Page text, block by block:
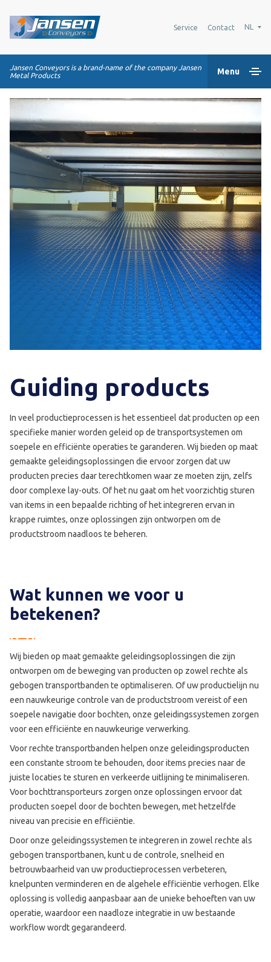
Service Contact NL
Jansen Conveyors is a brand-name of the company Jansen
Metal Products
Menu
Home
Kunststof modulaire banden
Transportsystemen
Industrie oplossingen
Over Ons
Guiding products
In veel productieprocessen is het essentieel dat producten op een
specifieke manier worden geleid op de transportsystemen om
soepele en efficiënte operaties te garanderen. Wij bieden op maat
gemaakte geleidingsoplossingen die ervoor zorgen dat uw
producten precies daar terechtkomen waar ze moeten zijn, zelfs
door complexe lay-outs. Of het nu gaat om het voorzichtig sturen
van items in een bepaalde richting of het integreren ervan in
krappe ruimtes, onze oplossingen zijn ontworpen om de
productstroom naadloos te beheren.
Wat kunnen we voor u
betekenen?
Wij bieden op maat gemaakte geleidingsoplossingen die zijn
ontworpen om de beweging van producten op zowel rechte als
gebogen transportbanden te optimaliseren. Of uw productielijn nu
een nauwkeurige controle van de productstroom vereist of een
soepele navigatie door bochten, onze geleidingssystemen zorgen
voor een efficiënte en nauwkeurige verwerking.
Voor rechte transportbanden helpen onze geleidingsproducten
een constante stroom te behouden, door items precies naar de
juiste locaties te sturen en verkeerde uitlijning te minimaliseren.
Voor bochttransporteurs zorgen onze oplossingen ervoor dat
producten soepel door de bochten bewegen, met hetzelfde
niveau van precisie en efficiëntie.
Door onze geleidingssystemen te integreren in zowel rechte als
gebogen transportbanen, kunt u de controle, snelheid en
betrouwbaarheid van uw productieprocessen verbeteren,
knelpunten verminderen en de algehele efficiëntie verhogen. Elke
oplossing is volledig aanpasbaar aan de unieke behoeften van uw
operatie, waardoor een naadloze integratie in uw bestaande
workflow wordt gegarandeerd.